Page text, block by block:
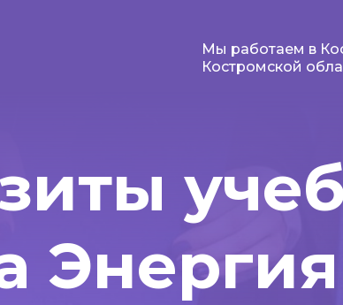
Мы работаем в
Костромской
Энергия​​​​​​​